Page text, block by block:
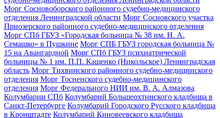
Морг Сосновоборского районного судебно-медицинского
отделения Ленинградской области Морг Сосновского участка
Приозерского районного судебно-медицинского отделения
Морг СПб ГБУЗ «Городская больница № 38 им. Н. А.
Семашко» в Пушкине Морг СПБ ГБУЗ городская больница №
15 на Авангардной Морг СПб ГБУЗ психиатрической
больницы № 1 им. П.П. Кащенко (Никольское) Ленинградская
область Морг Тихвинского районного судебно-медицинского
отделения Морг Тосненского судебно-медицинского
отделения Морг Федерального НИИ им. В. А. Алмазова
Колумбарии СПб Колумбарий Большеохтинского кладбища в
Санкт-Петербурге Колумбарий Городского Русского кладбища
в Кронштадте Колумбарий Киновеевского кладбища